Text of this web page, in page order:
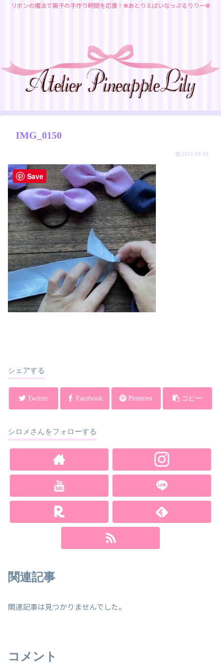
リボンの魔法で親子の手作り時間を応援！❁あとりえぱいなっぷるりりー❁
IMG_0150
2021.09.16
シェアする
Twitter Facebook Pinterest コピー
シロメさんをフォローする
関連記事
関連記事は見つかりませんでした。
コメント
Save